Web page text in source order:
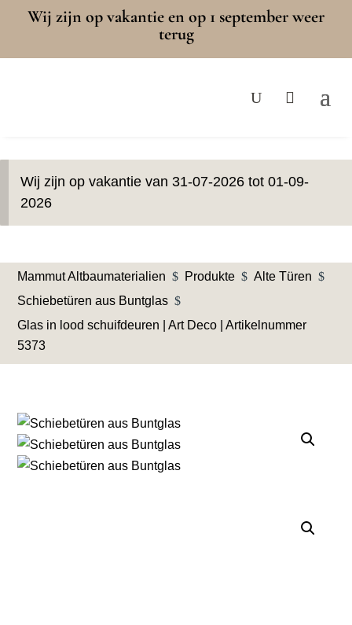
Wij zijn op vakantie en op 1 september weer
terug
Wij zijn op vakantie van 31-07-2026 tot 01-09-
2026
Mammut Altbaumaterialien $ Produkte $ Alte Türen $
Schiebetüren aus Buntglas $
Glas in lood schuifdeuren | Art Deco | Artikelnummer
5373